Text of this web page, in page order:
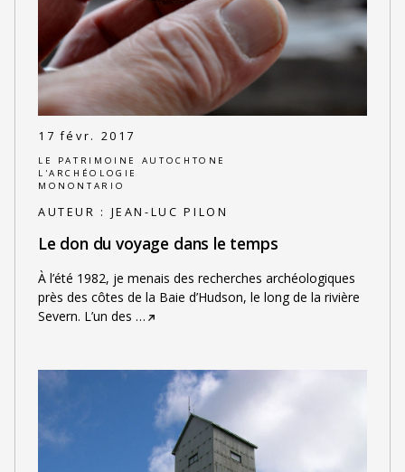
17 févr. 2017
LE PATRIMOINE AUTOCHTONE
L'ARCHÉOLOGIE
MONONTARIO
AUTEUR : JEAN-LUC PILON
Le don du voyage dans le temps
À l’été 1982, je menais des recherches archéologiques
près des côtes de la Baie d’Hudson, le long de la rivière
Severn. L’un des …